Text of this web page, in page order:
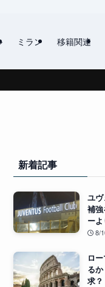
ミラン 移籍関連
新着記事
ユ
補
ー
8/
ロ
る
求？